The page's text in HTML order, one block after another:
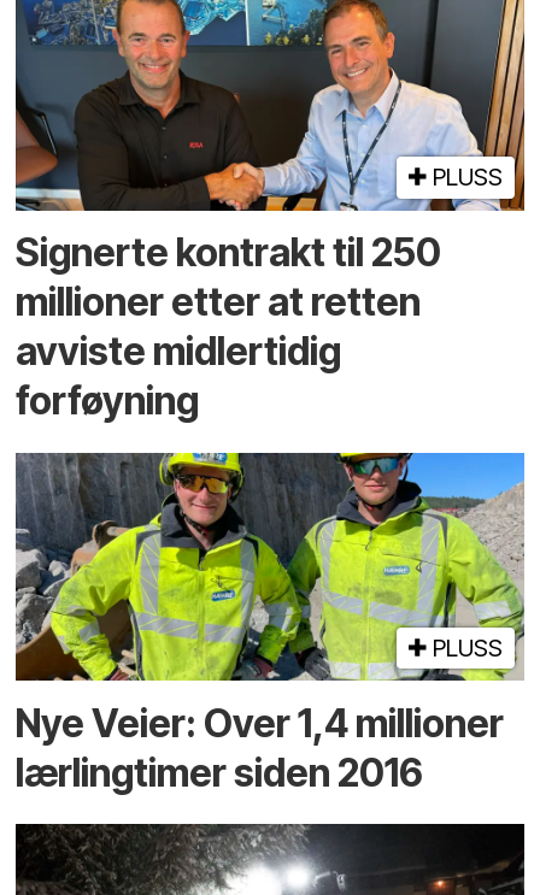
PLUSS
Signerte kontrakt til 250
millioner etter at retten
avviste midlertidig
forføyning
PLUSS
Nye Veier: Over 1,4 millioner
lærlingtimer siden 2016